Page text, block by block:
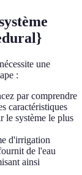
une
:
par comprendre
caractéristiques
le système le plus
d'irrigation
de l'eau
ainsi